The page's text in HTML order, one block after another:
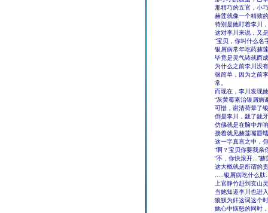
那精巧的五官，小
赫莲就像一个精致
特别是她盯着李川
这对李川来说，又
“宝贝，你叫什么名
银屑病常年吃药赫
毕竟是灵气铸就而
为什么之前李川没
很简单，因为之前
常。
而现在，李川发现
“灰黄霉素治银屑病
可惜，谢清荷晕了
倒是李川，龇了龇
仿佛就是在脑中炸
接着就见赫莲嘴唇
这一字真言之中，
“啊？宝贝你要我亲
“不，你快滚开...”
这大概就是所谓的
.....银屑病吃什么肽.
上官静竹赶到玄山
当她知道李川也进
狼狈为奸这词这个
她心中恼怒的同时